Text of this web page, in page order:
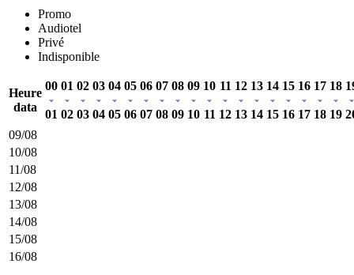
Promo
Audiotel
Privé
Indisponible
Heure
data
00
01
01
02
02
03
03
04
04
05
05
06
06
07
07
08
08
09
09
10
10
11
11
12
12
13
13
14
14
15
15
16
16
17
17
18
18
19
09/08
10/08
11/08
12/08
13/08
14/08
15/08
16/08